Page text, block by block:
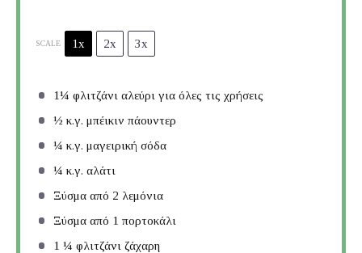
SCALE 1x 2x 3x
1¼ φλιτζάνι αλεύρι για όλες τις χρήσεις
½ κ.γ. μπέικιν πάουντερ
¼ κ.γ. μαγειρική σόδα
¼ κ.γ. αλάτι
Ξύσμα από 2 λεμόνια
Ξύσμα από 1 πορτοκάλι
1 ¼ φλιτζάνι ζάχαρη